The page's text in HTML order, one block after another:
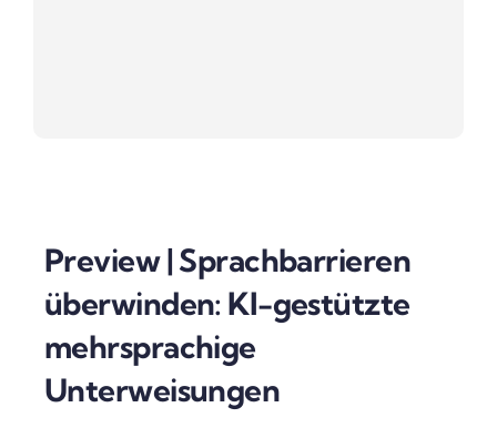
Preview | Sprachbarrieren
überwinden: KI-gestützte
mehrsprachige
Unterweisungen